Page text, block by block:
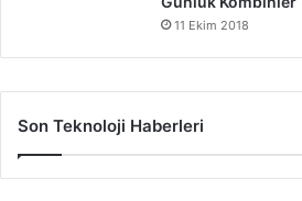
11 Ekim 2018
Son Teknoloji Haberleri